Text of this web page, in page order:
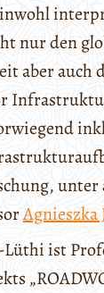
nur den
aber auch
unter
Lüthi ist